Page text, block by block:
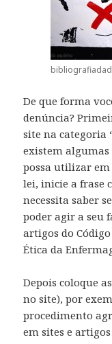
De que forma
denúncia?
site na categoria
existem algumas
possa utilizar em
lei, inicie a frase
necessita saber
poder agir a seu
artigos do
Ética da
Depois coloque
no site), por
procedimento
em sites e